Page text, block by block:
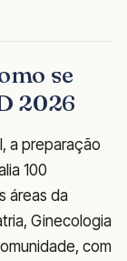
se
2026
a preparação
100
áreas da
Ginecologia
com